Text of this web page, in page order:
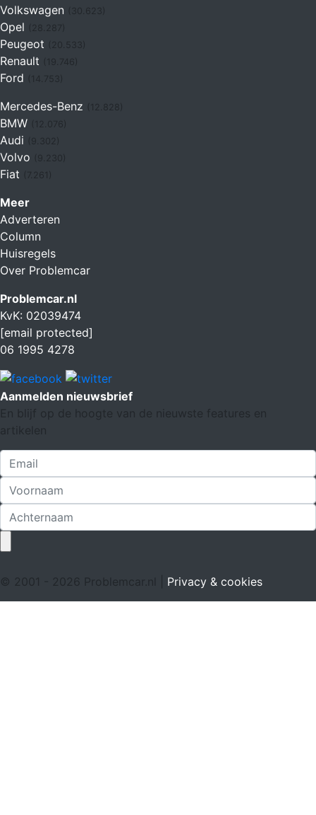
Volkswagen (30.623)
Opel
Peugeot
Renault (19.746)
Ford (14.753)
Mercedes-Benz
BMW (12.076)
Audi
Volvo
Fiat (7.261)
Meer
Adverteren
Column
Huisregels
Over Problemcar
Problemcar.nl
KvK: 02039474
[email protected]
06 1995 4278
Aanmelden nieuwsbrief
En blijf op de hoogte van de nieuwste features en
artikelen
© 2001 - 2026 Problemcar.nl | Privacy & cookies